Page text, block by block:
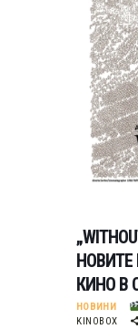
НОВИТЕ
КИНО В
НОВИНИ
KINOBOX